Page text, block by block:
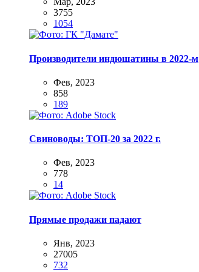
3755
1054
Производители индюшатины в 2022-м
Фев, 2023
858
189
Свиноводы: ТОП-20 за 2022 г.
Фев, 2023
778
14
Прямые продажи падают
Янв, 2023
27005
732